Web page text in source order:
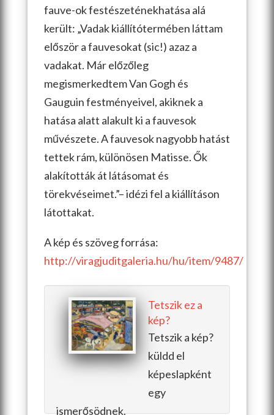
fauve-ok festészeténekhatása alá
került: „Vadak kiállítótermében láttam
először a fauvesokat (sic!) azaz a
vadakat. Már előzőleg
megismerkedtem Van Gogh és
Gauguin festményeivel, akiknek a
hatása alatt alakult ki a fauvesok
művészete. A fauvesok nagyobb hatást
tettek rám, különösen Matisse. Ők
alakították át látásomat és
törekvéseimet.”– idézi fel a kiállításon
látottakat.
A kép és szöveg forrása:
http://viragjuditgaleria.hu/hu/item/9487/
Tetszik ez a
kép?
Tetszik a kép?
küldd el
képeslapként
egy
ismerősödnek.